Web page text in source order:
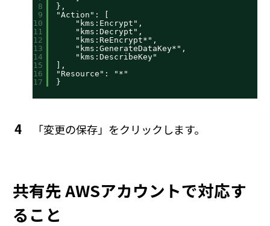
8
9
10
11
12
13
14
15
16
17
},
"Action": [
"kms:Encrypt",
"kms:Decrypt",
"kms:ReEncrypt*",
"kms:GenerateDataKey*",
"kms:DescribeKey"
],
"Resource": "*"
}
「変更の保存」をクリックします。
共有先 AWSアカウントで対応す
ること